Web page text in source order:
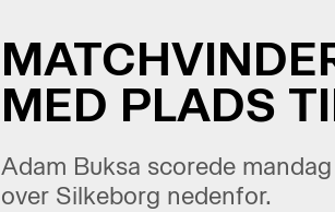
MED PLADS
Adam Buksa scorede
over Silkeborg nedenfor.